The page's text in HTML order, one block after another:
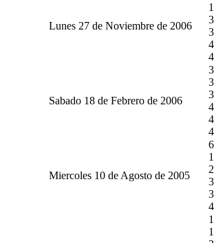
Lunes 27 de Noviembre de 2006
Sabado 18 de Febrero de 2006
3
Miercoles 10 de Agosto de 2005
6
1